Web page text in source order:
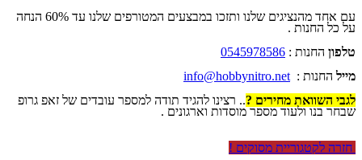
עם אחד מהנציגים שלנו ותזכו במבצעים המטורפים שלנו עד 60% הנחה
על כל החנות .
טלפון החנות : 0545978586
מייל החנות : info@hobbynitro.net
לגבי השוואת מחירים ?.. רצינו להגיד תודה למספר עובדים של זאפ גרופ
שבחר בנו ולעוד מספר מוסדות וארגונים .
חזרה לקטגוריית מסוקים !